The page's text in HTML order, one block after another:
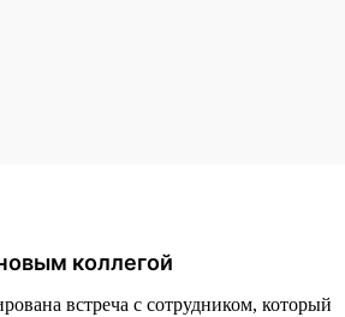
коллегой
встреча с сотрудником, который